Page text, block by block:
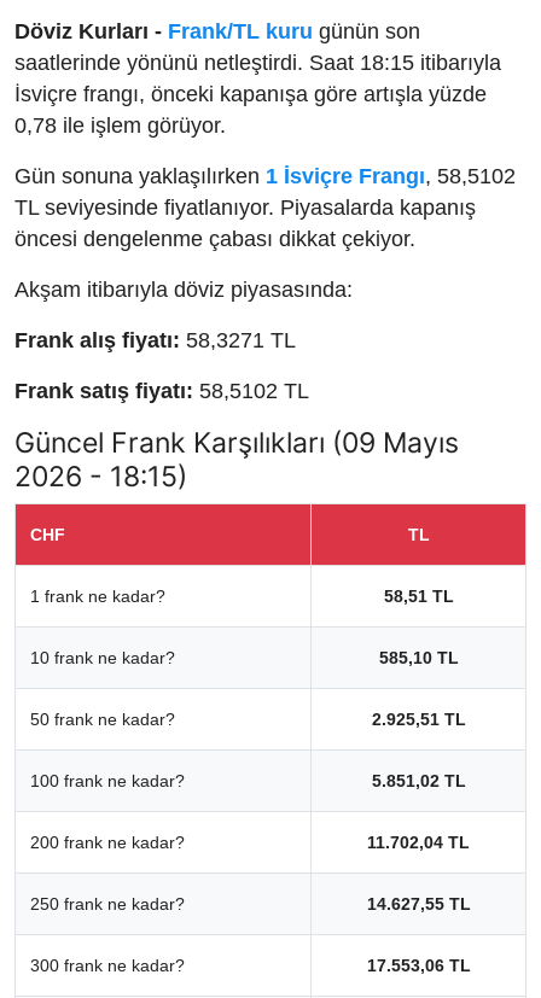
Döviz Kurları - Frank/TL kuru günün son
saatlerinde yönünü netleştirdi. Saat 18:15 itibarıyla
İsviçre frangı, önceki kapanışa göre artışla yüzde
0,78 ile işlem görüyor.
Gün sonuna yaklaşılırken 1 İsviçre Frangı, 58,5102
TL seviyesinde fiyatlanıyor. Piyasalarda kapanış
öncesi dengelenme çabası dikkat çekiyor.
Akşam itibarıyla döviz piyasasında:
Frank alış fiyatı: 58,3271 TL
Frank satış fiyatı: 58,5102 TL
Güncel Frank Karşılıkları (09 Mayıs
2026 - 18:15)
CHF TL
1 frank ne kadar? 58,51 TL
10 frank ne kadar? 585,10 TL
50 frank ne kadar? 2.925,51 TL
100 frank ne kadar? 5.851,02 TL
200 frank ne kadar? 11.702,04 TL
250 frank ne kadar? 14.627,55 TL
300 frank ne kadar? 17.553,06 TL